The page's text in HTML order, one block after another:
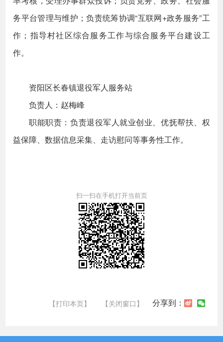
务平台管理与维护；负责统筹协调“互联网+政务服务”工
作；指导村社区综合服务工作与综合服务平台建设工
作。
资阳区长春镇退役军人服务站
负责人：赵梅峰
职能职责：负责退役军人就业创业、优抚帮扶、权
益保障、数据信息采集、走访慰问等事务性工作。
扫一扫在手机打开当前页
【打印本页】 【关闭窗口】 分享到：